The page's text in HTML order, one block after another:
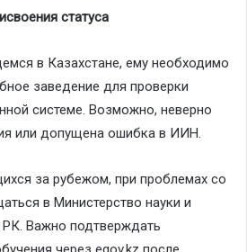
статуса
в Казахстане, ему необходимо
заведение для проверки
системе. Возможно, неверно
или допущена ошибка в ИИН.
за рубежом, при проблемах со
в Министерство науки и
Важно подтверждать